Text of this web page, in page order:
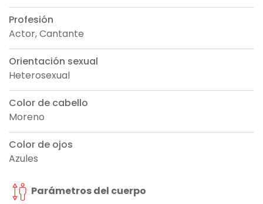
Profesión
Actor, Cantante
Orientación sexual
Heterosexual
Color de cabello
Moreno
Color de ojos
Azules
Parámetros del cuerpo